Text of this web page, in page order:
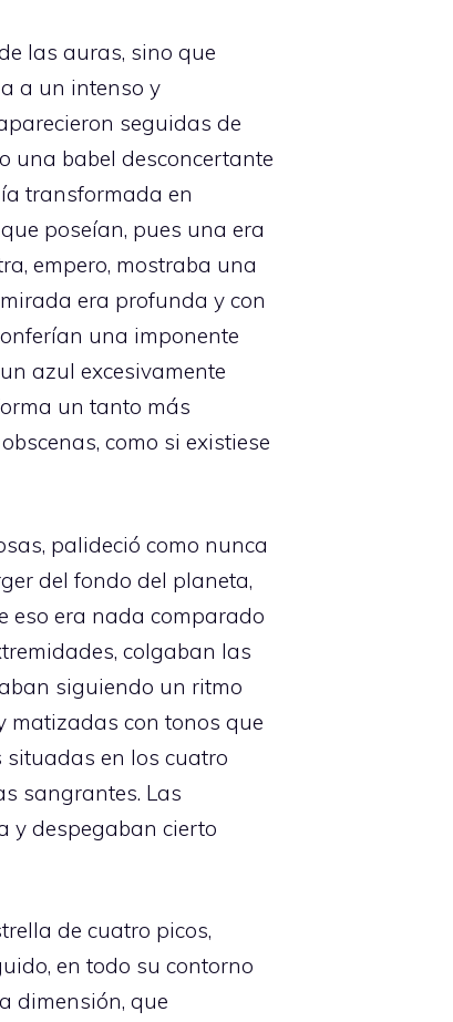
las auras, sino que
a un intenso y
seguidas de
una babel desconcertante
transformada en
poseían, pues una era
empero, mostraba una
era profunda y con
una imponente
azul excesivamente
un tanto más
como si existiese
palideció como nunca
del fondo del planeta,
eso era nada comparado
colgaban las
siguiendo un ritmo
matizadas con tonos que
situadas en los cuatro
sangrantes. Las
y despegaban cierto
de cuatro picos,
en todo su contorno
dimensión, que